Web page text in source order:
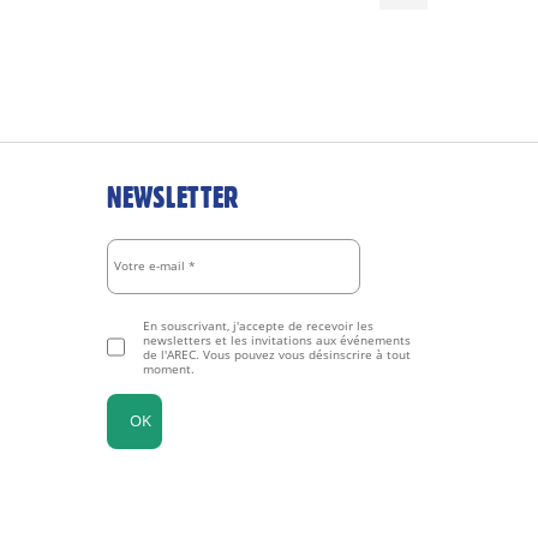
NEWSLETTER
En souscrivant, j'accepte de recevoir les
newsletters et les invitations aux événements
de l'AREC. Vous pouvez vous désinscrire à tout
moment.